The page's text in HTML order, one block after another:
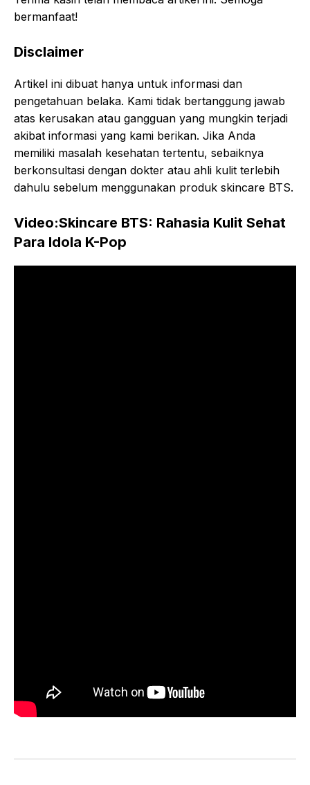
bermanfaat!
Disclaimer
Artikel ini dibuat hanya untuk informasi dan
pengetahuan belaka. Kami tidak bertanggung jawab
atas kerusakan atau gangguan yang mungkin terjadi
akibat informasi yang kami berikan. Jika Anda
memiliki masalah kesehatan tertentu, sebaiknya
berkonsultasi dengan dokter atau ahli kulit terlebih
dahulu sebelum menggunakan produk skincare BTS.
Video:Skincare BTS: Rahasia Kulit Sehat
Para Idola K-Pop